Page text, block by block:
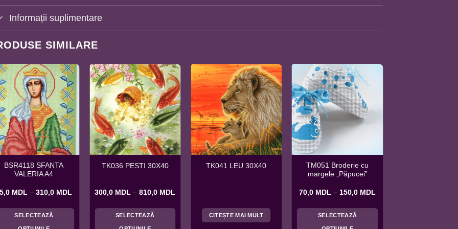
Informații suplimentare
SIMILARE
BSR4118 SFANTA
VALERIA A4
MDL – 310,0 MDL Interval
65,0 MDL
SELECTEAZĂ
TK036 PESTI 30X40
300,0 MDL – 810,0 MDL
300,0 MDL
SELECTEAZĂ
TK041 LEU 30X40
CITEȘTE MAI MULT
TM051 Broderie cu
margele „Păpucei”
70,0 MDL – 150,0 MDL
70,0 MDL
SELECTEAZĂ